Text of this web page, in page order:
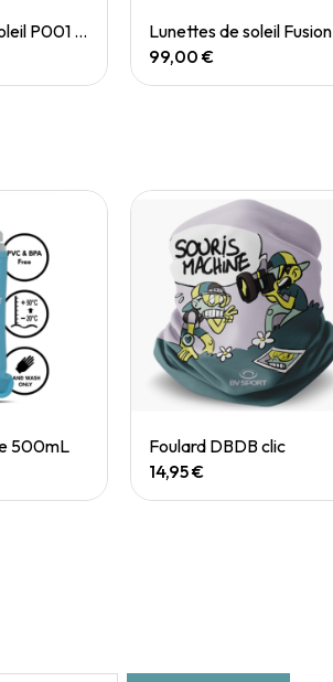
Lunettes de soleil P001 Small
Quick View
Lunettes de soleil Fusion
99,00 €
500mL
Quick View
Foulard DBDB clic
14,95 €